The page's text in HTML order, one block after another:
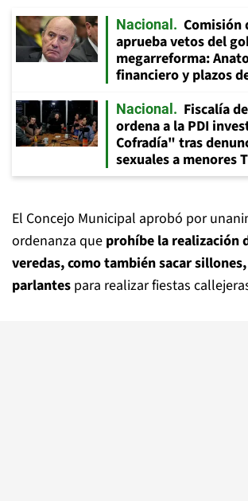
Nacional
Comisión
aprueba vetos del
megarreforma:
financiero y plazos
Nacional
Fiscalía
ordena a la PDI
Cofradía" tras
sexuales a menores
El Concejo Municipal aprobó por
ordenanza que prohíbe la realización
veredas, como también sacar
parlantes para realizar fiestas